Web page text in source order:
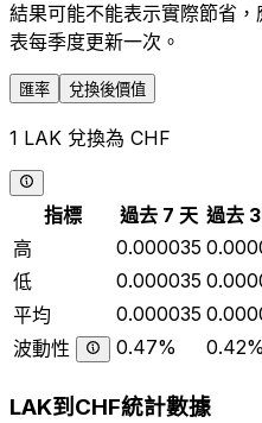
結果可能不能表示實際節省
表每季度更新一次。
匯率 兌換後價值
1 LAK 兌換為 CHF
指標 過去 7 天 過去
高
0.000035
低
0.000035
平均
0.000035
波動性
0.47% 0.42%
LAK到CHF統計數據